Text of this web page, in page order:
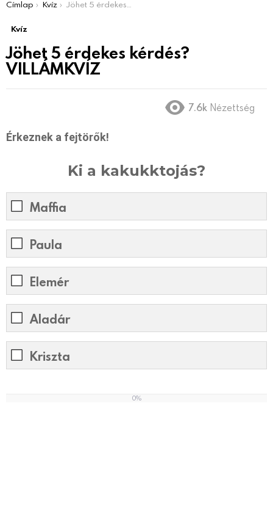
You are here:
Címlap Kvíz Jöhet 5 érdekes kérdés? VILLÁMKVÍZ
Kvíz
Jöhet 5 érdekes kérdés?
VILLÁMKVÍZ
7.6k Nézettség
Érkeznek a fejtörők!
Ki a kakukktojás?
Maffia
Paula
Elemér
Aladár
Kriszta
0%